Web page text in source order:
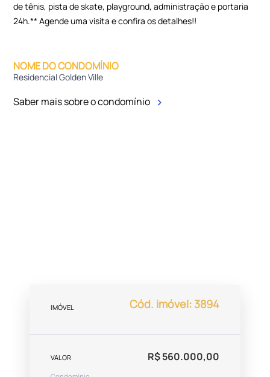
de tênis, pista de skate, playground, administração e portaria
24h.** Agende uma visita e confira os detalhes!!
NOME DO CONDOMÍNIO
Residencial Golden Ville
Saber mais sobre o condomínio
IMÓVEL Cód. imóvel: 3894
VALOR R$ 560.000,00